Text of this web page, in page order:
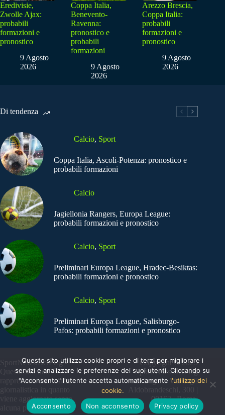
Eredivisie,
Zwolle Ajax:
probabili
formazioni e
pronostico
9 Agosto
2026
Coppa Italia,
Benevento-
Ravenna:
pronostico e
probabili
formazioni
9 Agosto
2026
Arezzo Brescia,
Coppa Italia:
probabili
formazioni e
pronostico
9 Agosto
2026
Di tendenza
Calcio, Sport
Coppa Italia, Ascoli-Potenza: pronostico e
probabili formazioni
Calcio
Jagiellonia Rangers, Europa League:
probabili formazioni e pronostico
Calcio, Sport
Preliminari Europa League, Hradec-Besiktas:
probabili formazioni e pronostico
Calcio, Sport
Preliminari Europa League, Salisburgo-
Pafos: probabili formazioni e pronostico
SportNews.BetFlag -
Questo sito non
rappresenta una testata
giornalistica in quanto
viene aggiornato senza
alcuna periodicità
Copyright © 2025
SportNews BetFlag
Sede Legale: Via degli
Aldobrandeschi, 300 |
00163 | Roma
Questo sito utilizza cookie propri e di terzi per migliorare i
servizi e analizzare le preferenze dei suoi utenti. Cliccando su
"Acconsento" l'utente accetta automaticamente l'utilizzo dei
cookie.
Acconsento
Non acconsento Privacy policy